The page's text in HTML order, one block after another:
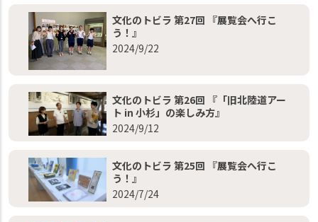
文化のトビラ 第27回 『展覧会へ行こ
う！』
2024/9/22
文化のトビラ 第26回 『「旧北陸道アー
ト in 小杉」の楽しみ方』
2024/9/12
文化のトビラ 第25回 『展覧会へ行こ
う！』
2024/7/24